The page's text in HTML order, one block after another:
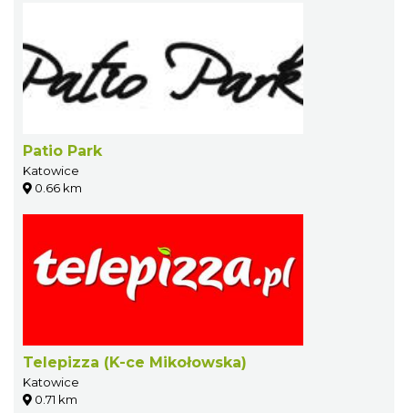
Patio Park
Katowice
0.66 km
Telepizza (K-ce Mikołowska)
Katowice
0.71 km